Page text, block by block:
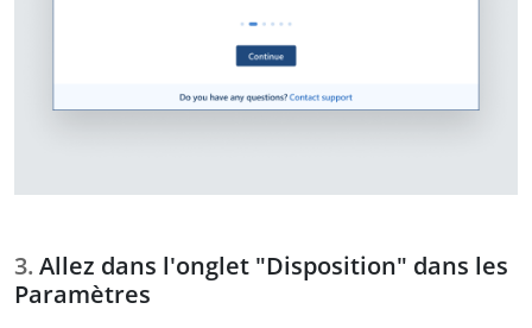
Allez dans l'onglet "Disposition" dans les
Paramètres